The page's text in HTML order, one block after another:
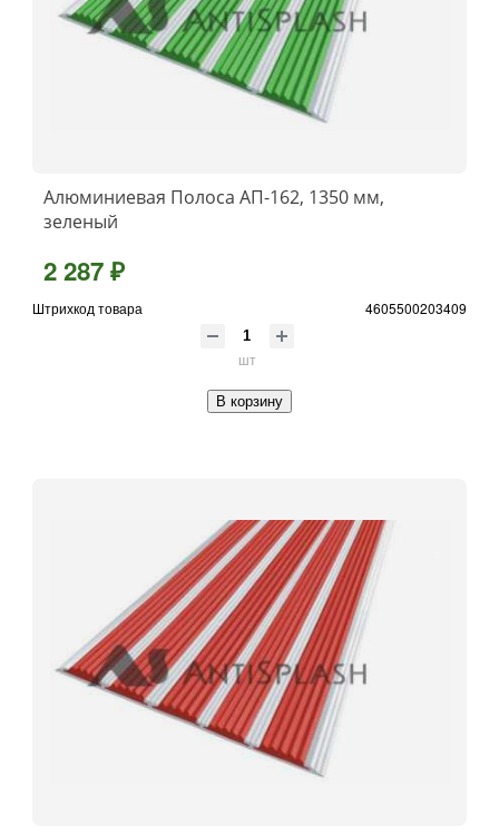
Алюминиевая Полоса АП-162, 1350 мм,
зеленый
2 287 ₽
Штрихкод товара 4605500203409
шт
В корзину